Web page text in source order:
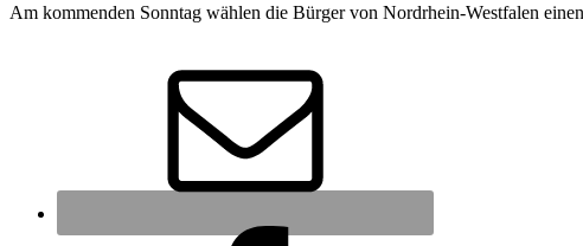
Am kommenden Sonntag wählen die Bürger von Nordrhein-Westfalen